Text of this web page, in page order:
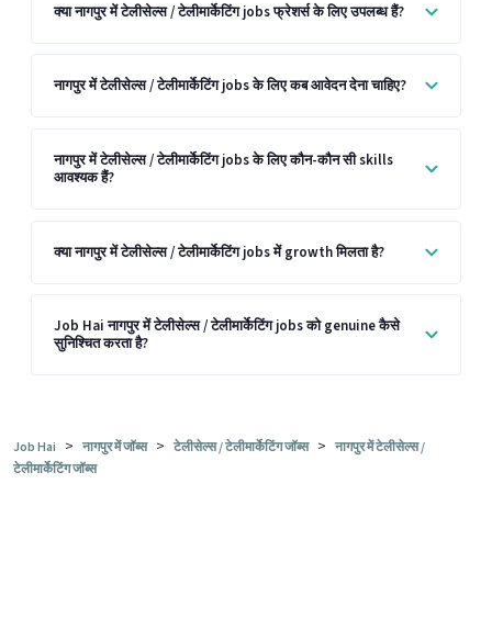
क्या नागपुर में टेलीसेल्स / टेलीमार्केटिंग jobs फ्रेशर्स के लिए उपलब्ध हैं?
नागपुर में टेलीसेल्स / टेलीमार्केटिंग jobs के लिए कब आवेदन देना चाहिए?
नागपुर में टेलीसेल्स / टेलीमार्केटिंग jobs के लिए कौन-कौन सी skills
आवश्यक हैं?
क्या नागपुर में टेलीसेल्स / टेलीमार्केटिंग jobs में growth मिलता है?
Job Hai नागपुर में टेलीसेल्स / टेलीमार्केटिंग jobs को genuine कैसे
सुनिश्चित करता है?
Job Hai > नागपुर में जॉब्स > टेलीसेल्स / टेलीमार्केटिंग जॉब्स > नागपुर में टेलीसेल्स /
टेलीमार्केटिंग जॉब्स